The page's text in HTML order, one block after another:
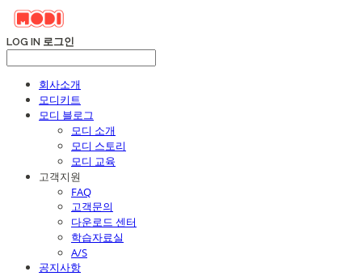
LOG IN 로그인
회사소개
모디키트
모디 블로그
모디 소개
모디 스토리
모디 교육
고객지원
FAQ
고객문의
다운로드 센터
학습자료실
A/S
공지사항